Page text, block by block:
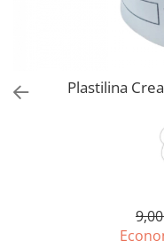
Jucarii electronice
Plastilina